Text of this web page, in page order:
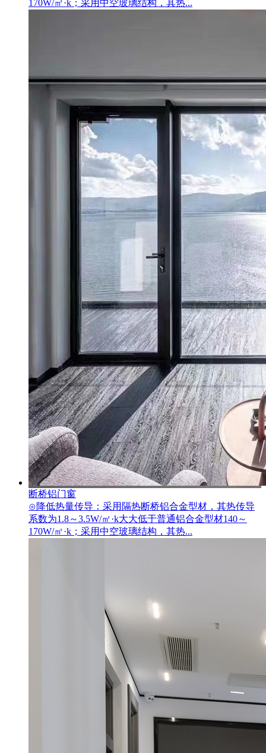
170W/㎡·k；采用中空玻璃结构，其热...
断桥铝门窗
⊙降低热量传导：采用隔热断桥铝合金型材，其热传导
系数为1.8～3.5W/㎡·k大大低于普通铝合金型材140～
170W/㎡·k；采用中空玻璃结构，其热...